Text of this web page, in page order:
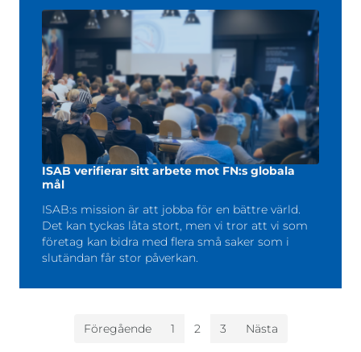
ISAB verifierar sitt arbete mot FN:s globala
mål
ISAB:s mission är att jobba för en bättre värld.
Det kan tyckas låta stort, men vi tror att vi som
företag kan bidra med flera små saker som i
slutändan får stor påverkan.
Inläggsnavigering
Föregående 1 2 3 Nästa